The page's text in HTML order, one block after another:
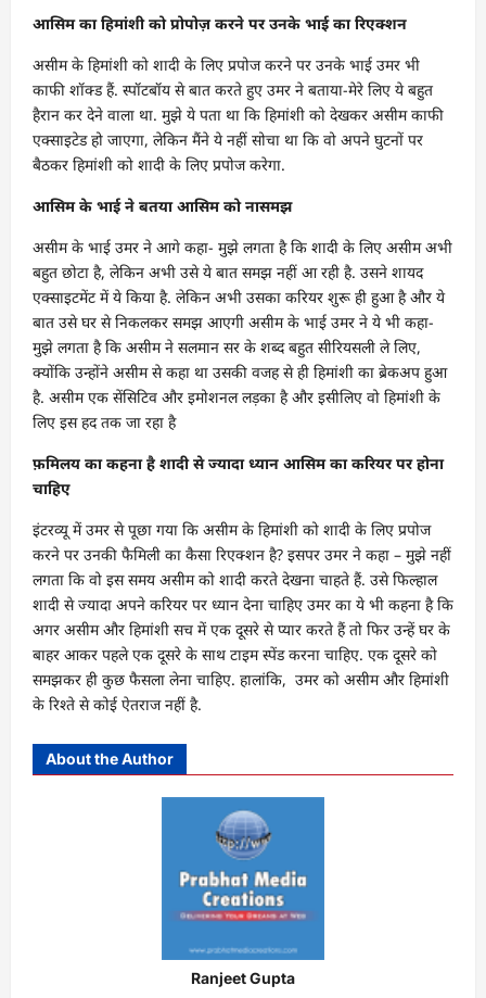
आसिम का हिमांशी को प्रोपोज़ करने पर उनके भाई का रिएक्शन
असीम के हिमांशी को शादी के लिए प्रपोज करने पर उनके भाई उमर भी
काफी शॉक्ड हैं. स्पॉटबॉय से बात करते हुए उमर ने बताया-मेरे लिए ये बहुत
हैरान कर देने वाला था. मुझे ये पता था कि हिमांशी को देखकर असीम काफी
एक्साइटेड हो जाएगा, लेकिन मैंने ये नहीं सोचा था कि वो अपने घुटनों पर
बैठकर हिमांशी को शादी के लिए प्रपोज करेगा.
आसिम के भाई ने बतया आसिम को नासमझ
असीम के भाई उमर ने आगे कहा- मुझे लगता है कि शादी के लिए असीम अभी
बहुत छोटा है, लेकिन अभी उसे ये बात समझ नहीं आ रही है. उसने शायद
एक्साइटमेंट में ये किया है. लेकिन अभी उसका करियर शुरू ही हुआ है और ये
बात उसे घर से निकलकर समझ आएगी असीम के भाई उमर ने ये भी कहा-
मुझे लगता है कि असीम ने सलमान सर के शब्द बहुत सीरियसली ले लिए,
क्योंकि उन्होंने असीम से कहा था उसकी वजह से ही हिमांशी का ब्रेकअप हुआ
है. असीम एक सेंसिटिव और इमोशनल लड़का है और इसीलिए वो हिमांशी के
लिए इस हद तक जा रहा है
फ़मिलय का कहना है शादी से ज्यादा ध्यान आसिम का करियर पर होना
चाहिए
इंटरव्यू में उमर से पूछा गया कि असीम के हिमांशी को शादी के लिए प्रपोज
करने पर उनकी फैमिली का कैसा रिएक्शन है? इसपर उमर ने कहा – मुझे नहीं
लगता कि वो इस समय असीम को शादी करते देखना चाहते हैं. उसे फिल्हाल
शादी से ज्यादा अपने करियर पर ध्यान देना चाहिए उमर का ये भी कहना है कि
अगर असीम और हिमांशी सच में एक दूसरे से प्यार करते हैं तो फिर उन्हें घर के
बाहर आकर पहले एक दूसरे के साथ टाइम स्पेंड करना चाहिए. एक दूसरे को
समझकर ही कुछ फैसला लेना चाहिए. हालांकि, उमर को असीम और हिमांशी
के रिश्ते से कोई ऐतराज नहीं है.
About the Author
Ranjeet Gupta